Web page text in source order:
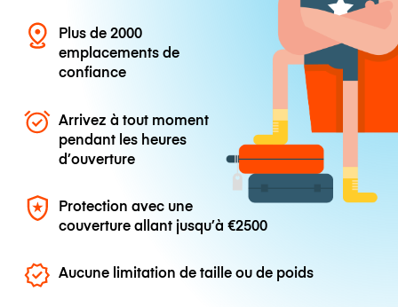
Plus de 2000
emplacements de
confiance
Arrivez à tout moment
pendant les heures
d’ouverture
Protection avec une
couverture allant jusqu’à€2500
Aucune limitation de taille ou de poids